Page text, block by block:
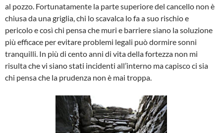
al pozzo. Fortunatamente la parte superiore del cancello non è
chiusa da una griglia, chi lo scavalca lo fa a suo rischio e
pericolo e così chi pensa che muri e barriere siano la soluzione
più efficace per evitare problemi legali può dormire sonni
tranquilli. In più di cento anni di vita della fortezza non mi
risulta che vi siano stati incidenti all’interno ma capisco ci sia
chi pensa che la prudenza non è mai troppa.